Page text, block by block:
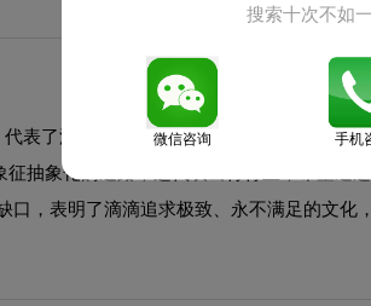
表了滴滴的"美好"愿景。和原先Logo小车
抽象化的道路，这代表出行行业，希望通
口，表明了滴滴追求极致、永不满足的文
搜索十次不如
微信咨询 手机